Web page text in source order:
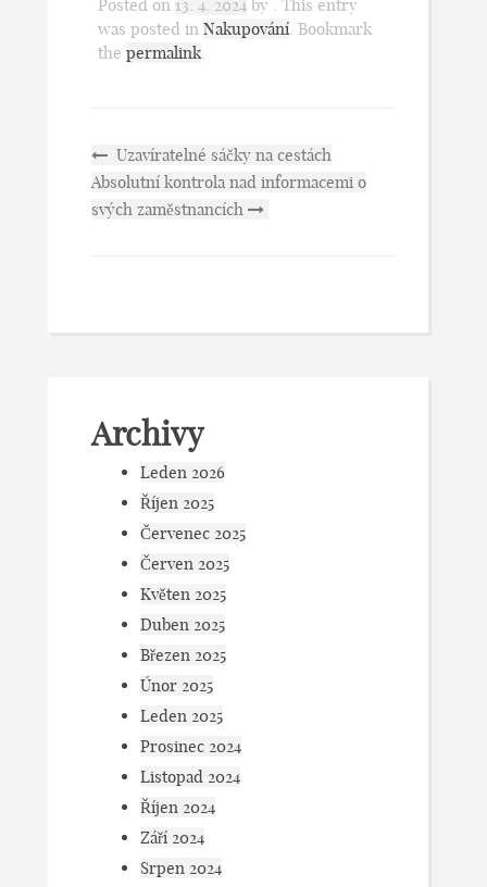
Posted on 13. 4. 2024 by . This entry
was posted in Nakupování. Bookmark
the permalink.
Uzavíratelné sáčky na cestách
Absolutní kontrola nad informacemi o
svých zaměstnancích
Archivy
Leden 2026
Říjen 2025
Červenec 2025
Červen 2025
Květen 2025
Duben 2025
Březen 2025
Únor 2025
Leden 2025
Prosinec 2024
Listopad 2024
Říjen 2024
Září 2024
Srpen 2024